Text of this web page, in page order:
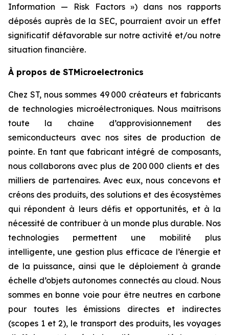
Information — Risk Factors ») dans nos rapports
déposés auprès de la SEC, pourraient avoir un effet
significatif défavorable sur notre activité et/ou notre
situation financière.
À propos de STMicroelectronics
Chez ST, nous sommes 49 000 créateurs et fabricants
de technologies microélectroniques. Nous maîtrisons
toute la chaîne d’approvisionnement des
semiconducteurs avec nos sites de production de
pointe. En tant que fabricant intégré de composants,
nous collaborons avec plus de 200 000 clients et des
milliers de partenaires. Avec eux, nous concevons et
créons des produits, des solutions et des écosystèmes
qui répondent à leurs défis et opportunités, et à la
nécessité de contribuer à un monde plus durable. Nos
technologies permettent une mobilité plus
intelligente, une gestion plus efficace de l’énergie et
de la puissance, ainsi que le déploiement à grande
échelle d’objets autonomes connectés au cloud. Nous
sommes en bonne voie pour être neutres en carbone
pour toutes les émissions directes et indirectes
(scopes 1 et 2), le transport des produits, les voyages